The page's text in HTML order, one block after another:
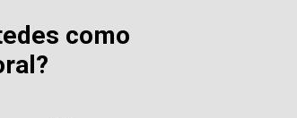
como